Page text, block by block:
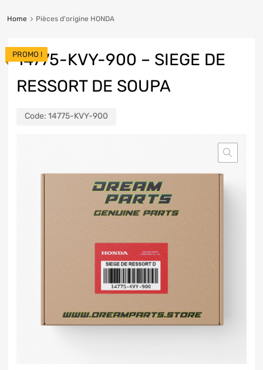
Home Pièces d'origine HONDA
14775-KVY-900 – SIEGE DE
RESSORT DE SOUPA
Code: 14775-KVY-900
PROMO !